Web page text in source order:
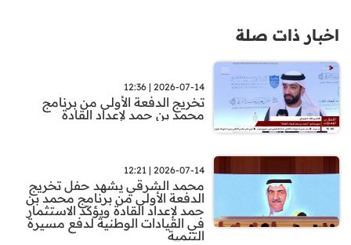
اخبار ذات صلة
2026-07-14 | 12:36
تخريج الدفعة الأولى من برنامج
محمد بن حمد لإعداد القادة
2026-07-14 | 12:21
محمد الشرقي يشهد حفل تخريج
الدفعة الأولى من برنامج محمد بن
حمد لإعداد القادة ويؤكّد الاستثمار
في القيادات الوطنية لدفع مسيرة
التنمية